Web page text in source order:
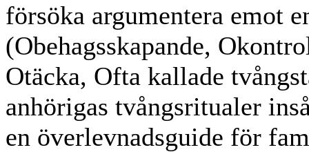
försöka argumentera emot
(Obehagsskapande,
Otäcka, Ofta kallade
anhörigas tvångsritualer
en överlevnadsguide för